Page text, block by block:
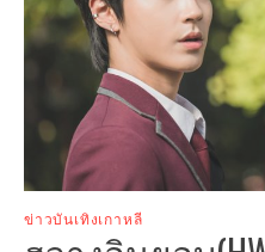
ข่าวบันเทิงเกาหลี